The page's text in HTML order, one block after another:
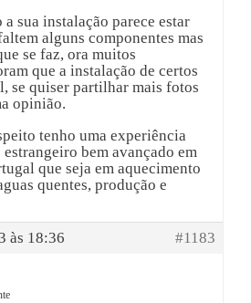
a sua instalação parece estar
alguns componentes mas
se faz, ora muitos
que a instalação de certos
se quiser partilhar mais fotos
opinião.
tenho uma experiência
estrangeiro bem avançado em
que seja em aquecimento
quentes, produção e
às 18:36 #1183